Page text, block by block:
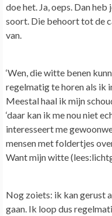
doe het. Ja, oeps. Dan
soort. Die behoort tot de
van.
‘Wen, die witte benen
regelmatig te horen als ik
Meestal haal ik mijn
‘daar kan ik me nou niet
interesseert me
mensen met foldertjes
Want mijn witte
Nog zoiets: ik kan gerust
gaan. Ik loop dus